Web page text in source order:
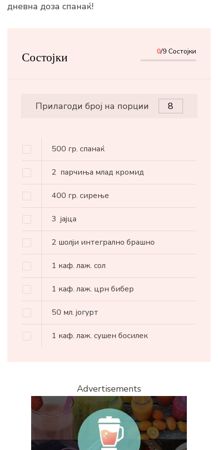
дневна доза спанаќ!
Состојки 0/9 Состојки
Прилагоди број на порции
500 гр. спанаќ
2 парчиња млад кромид
400 гр. сирење
3 јајца
2 шолји интегрално брашно
1 каф. лаж. сол
1 каф. лаж. црн бибер
50 мл. јогурт
1 каф. лаж. сушен босилек
Advertisements